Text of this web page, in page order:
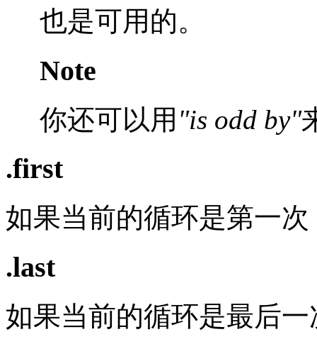
也是可用的。
Note
你还可以用 "is odd by"
.first
如果当前的循环是第一次
.last
如果当前的循环是最后